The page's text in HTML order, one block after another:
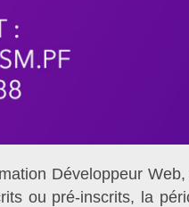
Développeur
ou pré-inscrits, la